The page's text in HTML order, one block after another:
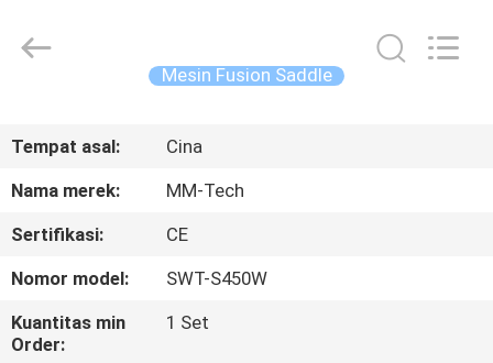
PRODUK
KAMI
Mingmai
Technology
Mesin Fusion Saddle
Tempat asal:
Cina
Nama merek:
MM-Tech
Sertifikasi:
CE
Nomor model:
SWT-S450W
Kuantitas min
Order:
1 Set